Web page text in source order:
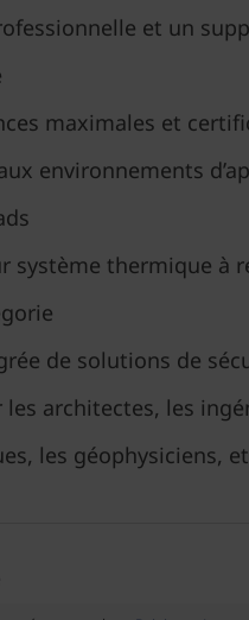
et un
maximales et
environnements
système thermique à
de solutions de
les architectes, les
les géophysiciens,